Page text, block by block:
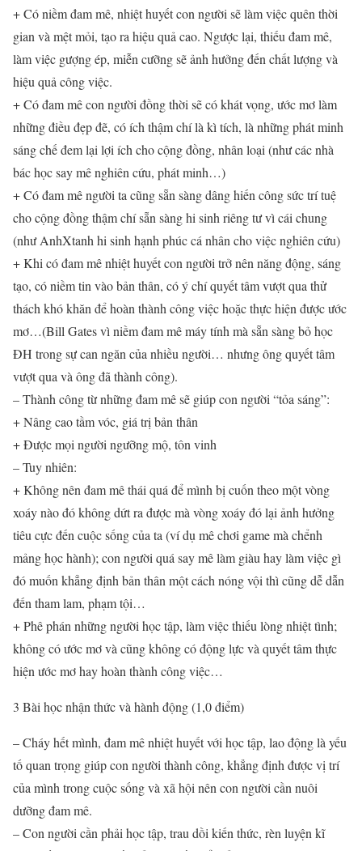
+ Có niềm đam mê, nhiệt huyết con người sẽ làm việc quên thời
gian và mệt mỏi, tạo ra hiệu quả cao. Ngược lại, thiếu đam mê,
làm việc gượng ép, miễn cưỡng sẽ ảnh hưởng đến chất lượng và
hiệu quả công việc.
+ Có đam mê con người đồng thời sẽ có khát vọng, ước mơ làm
những điều đẹp đẽ, có ích thậm chí là kì tích, là những phát minh
sáng chế đem lại lợi ích cho cộng đồng, nhân loại (như các nhà
bác học say mê nghiên cứu, phát minh…)
+ Có đam mê người ta cũng sẵn sàng dâng hiến công sức trí tuệ
cho cộng đồng thậm chí sẵn sàng hi sinh riêng tư vì cái chung
(như AnhXtanh hi sinh hạnh phúc cá nhân cho việc nghiên cứu)
+ Khi có đam mê nhiệt huyết con người trở nên năng động, sáng
tạo, có niềm tin vào bản thân, có ý chí quyết tâm vượt qua thử
thách khó khăn để hoàn thành công việc hoặc thực hiện được ước
mơ…(Bill Gates vì niềm đam mê máy tính mà sẵn sàng bỏ học
ĐH trong sự can ngăn của nhiều người… nhưng ông quyết tâm
vượt qua và ông đã thành công).
– Thành công từ những đam mê sẽ giúp con người “tỏa sáng”:
+ Nâng cao tầm vóc, giá trị bản thân
+ Được mọi người ngưỡng mộ, tôn vinh
– Tuy nhiên:
+ Không nên đam mê thái quá để mình bị cuốn theo một vòng
xoáy nào đó không dứt ra được mà vòng xoáy đó lại ảnh hưởng
tiêu cực đến cuộc sống của ta (ví dụ mê chơi game mà chểnh
mảng học hành); con người quá say mê làm giàu hay làm việc gì
đó muốn khẳng định bản thân một cách nóng vội thì cũng dễ dẫn
đến tham lam, phạm tội…
+ Phê phán những người học tập, làm việc thiếu lòng nhiệt tình;
không có ước mơ và cũng không có động lực và quyết tâm thực
hiện ước mơ hay hoàn thành công việc…
3 Bài học nhận thức và hành động (1,0 điểm)
– Cháy hết mình, đam mê nhiệt huyết với học tập, lao động là yếu
tố quan trọng giúp con người thành công, khẳng định được vị trí
của mình trong cuộc sống và xã hội nên con người cần nuôi
dưỡng đam mê.
– Con người cần phải học tập, trau dồi kiến thức, rèn luyện kĩ